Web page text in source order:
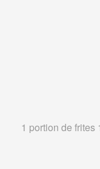
1 portion de